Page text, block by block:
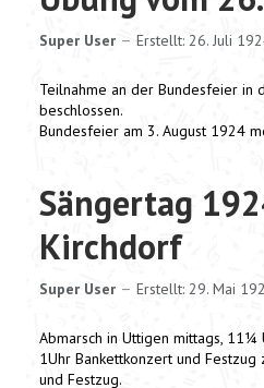
NEUIGKEITEN
MUSIKALISCHES
Facebook
Email
WhatsApp
LinkedIn
Snapchat
Super User Erstellt: 26. Juli
Teilnahme an der Bundesfeier in
beschlossen.
Bundesfeier am 3. August 1924
Sängertag
Kirchdorf
Super User Erstellt: 29. Mai
Abmarsch in Uttigen mittags, 11¼
1Uhr Bankettkonzert und Festzug
und Festzug.